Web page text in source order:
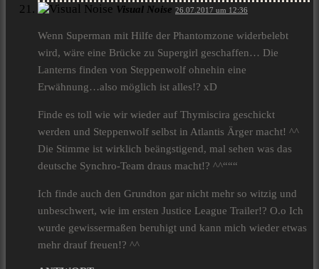
Visual Noise 26.07.2017 um 12:36
Wenn Superman mit Hilfe der Phantomzone widerbelebt
wird, wäre eine Brücke zu Supergirl geschaffen… Die
Lanterns finden von Steppenwolf ohnehin eine
Erwähnung…also möglich ist alles!? xD
Finde es toll wie wir wieder auf Thymiscira geschickt
werden und Steppenwolf selbst in Atlantis Ärger macht! ^^
Die Stimme ist wirklich beängstigend, mal sehen was das
deutsche Synchro-Team draus macht!? ^^“““
Ich finde auch den Grundton gar nicht mehr so witzig und
unbeschwert, wie im ersten Justice League Trailer!? O.o Ich
wurde gewissermaßen beruhigt und kann mich wieder etwas
mehr drauf freuen!? ^^